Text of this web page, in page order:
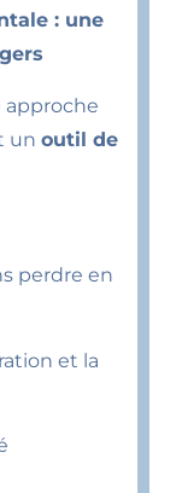
: une
approche
unoutil de
perdre en
et la